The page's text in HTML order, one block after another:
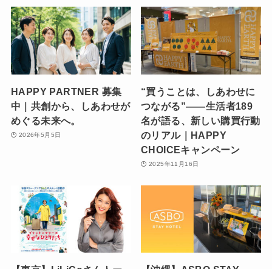
HAPPY PARTNER 募集
中｜共創から、しあわせが
めぐる未来へ。
2026年5月5日
“買うことは、しあわせに
つながる”——生活者189
名が語る、新しい購買行動
のリアル｜HAPPY
CHOICEキャンペーン
2025年11月16日